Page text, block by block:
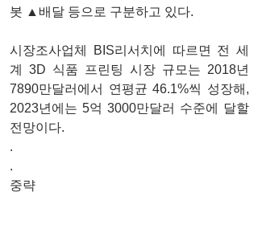
봇 ▲ 배달 등으로 구분하고 있다.
시장조사업체 BIS리서치에 따르면 전 세
계 3D 식품 프린팅 시장 규모는 2018년
7890만달러에서 연평균 46.1%씩 성장해,
2023년에는 5억 3000만달러 수준에 달할
전망이다.
.
.
중략